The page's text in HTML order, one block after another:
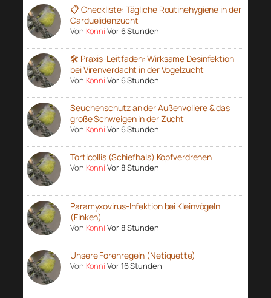
📋 Checkliste: Tägliche Routinehygiene in der
Carduelidenzucht
Von Konni Vor 6 Stunden
🛠️ Praxis-Leitfaden: Wirksame Desinfektion
bei Virenverdacht in der Vogelzucht
Von Konni Vor 6 Stunden
Seuchenschutz an der Außenvoliere & das
große Schweigen in der Zucht
Von Konni Vor 6 Stunden
Torticollis (Schiefhals) Kopfverdrehen
Von Konni Vor 8 Stunden
Paramyxovirus-Infektion bei Kleinvögeln
(Finken)
Von Konni Vor 8 Stunden
Unsere Forenregeln (Netiquette)
Von Konni Vor 16 Stunden